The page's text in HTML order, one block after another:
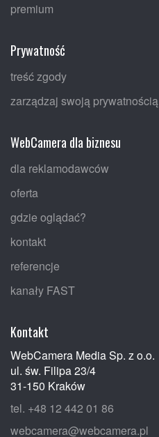
premium
Prywatność
treść zgody
zarządzaj swoją prywatnością
WebCamera dla biznesu
dla reklamodawców
oferta
gdzie oglądać?
kontakt
referencje
kanały FAST
Kontakt
WebCamera Media Sp. z o.o.
ul. św. Filipa 23/4
31-150 Kraków
tel. +48 12 442 01 86
webcamera@webcamera.pl